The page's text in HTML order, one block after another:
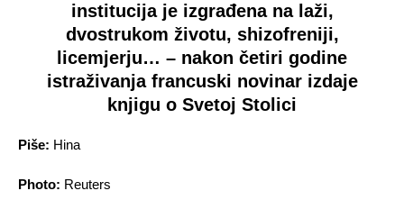
institucija je izgrađena na laži,
dvostrukom životu, shizofreniji,
licemjerju… – nakon četiri godine
istraživanja francuski novinar izdaje
knjigu o Svetoj Stolici
Piše: Hina
Photo: Reuters